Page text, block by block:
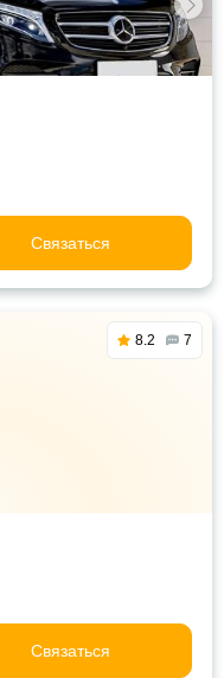
Связаться
8.2 7
Связаться